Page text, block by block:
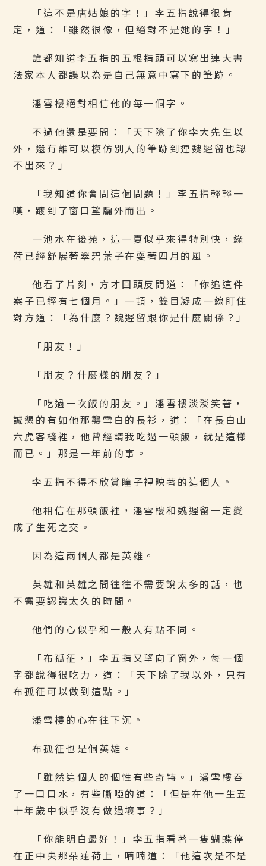
「這不是唐姑娘的字！」李五指說得很肯
定，道：「雖然很像，但絕對不是她的字！」
誰都知道李五指的五根指頭可以寫出連大書
法家本人都誤以為是自己無意中寫下的筆跡。
潘雪樓絕對相信他的每一個字。
不過他還是要問：「天下除了你李大先生以
外，還有誰可以模仿別人的筆跡到連魏遲留也認
不出來？」
「我知道你會問這個問題！」李五指輕輕一
嘆，踱到了窗口望牖外而出。
一池水在後苑，這一夏似乎來得特別快，綠
荷已經舒展著翠碧葉子在耍著四月的風。
他看了片刻，方才回頭反問道：「你追這件
案子已經有七個月。」一頓，雙目凝成一線盯住
對方道：「為什麼？魏遲留跟你是什麼關係？」
「朋友！」
「朋友？什麼樣的朋友？」
「吃過一次飯的朋友。」潘雪樓淡淡笑著，
誠懇的有如他那襲雪白的長衫，道：「在長白山
六虎客棧裡，他曾經請我吃過一頓飯，就是這樣
而已。」那是一年前的事。
李五指不得不欣賞瞳子裡映著的這個人。
他相信在那頓飯裡，潘雪樓和魏遲留一定變
成了生死之交。
因為這兩個人都是英雄。
英雄和英雄之間往往不需要說太多的話，也
不需要認識太久的時間。
他們的心似乎和一般人有點不同。
「布孤征，」李五指又望向了窗外，每一個
字都說得很吃力，道：「天下除了我以外，只有
布孤征可以做到這點。」
潘雪樓的心在往下沉。
布孤征也是個英雄。
「雖然這個人的個性有些奇特。」潘雪樓吞
了一口口水，有些嘶啞的道：「但是在他一生五
十年歲中似乎沒有做過壞事？」
「你能明白最好！」李五指看著一隻蝴蝶停
在正中央那朵蓮荷上，喃喃道：「他這次是不是